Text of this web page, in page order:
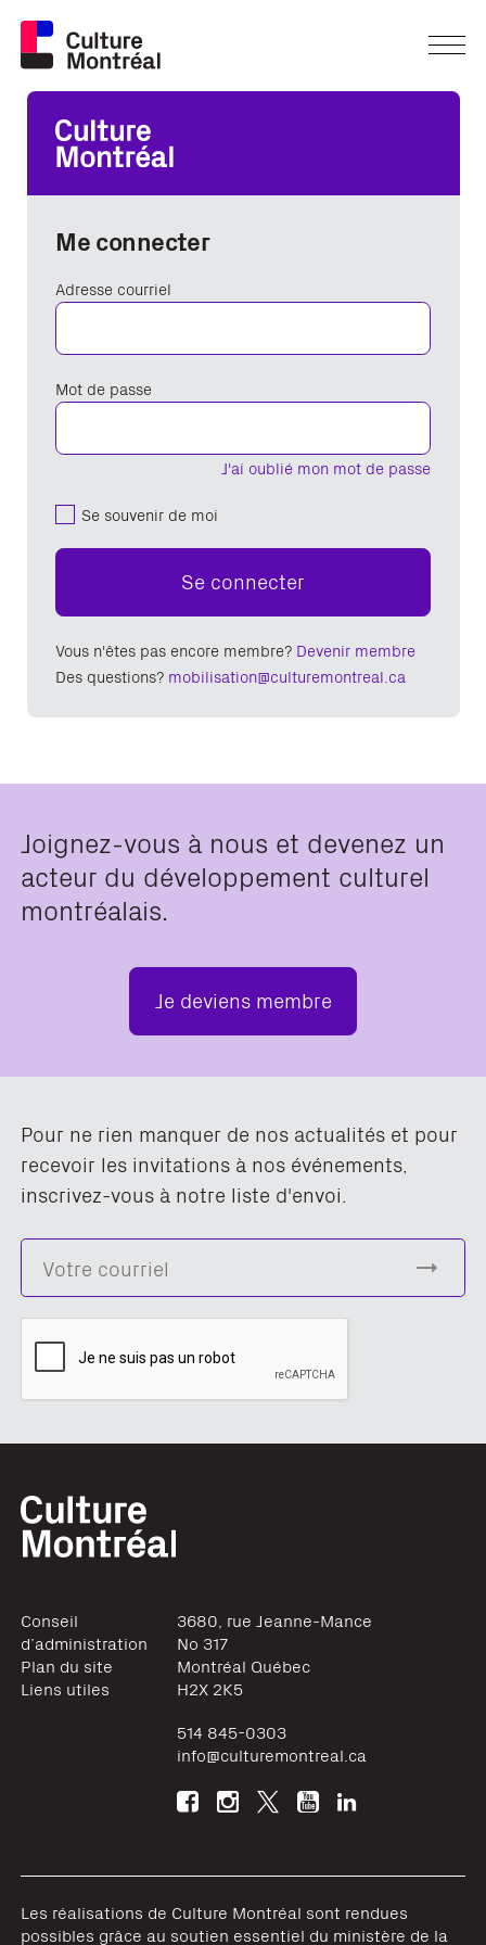
Me connecter
Adresse courriel
J'ai oublié mon mot de passe
Mot de passe
Se souvenir de moi
Se connecter
Vous n'êtes pas encore membre? Devenir membre
Des questions? mobilisation@culturemontreal.ca
Joignez-vous à nous et devenez un
acteur du développement culturel
montréalais.
Je deviens membre
Pour ne rien manquer de nos actualités et pour
recevoir les invitations à nos événements,
inscrivez-vous à notre liste d'envoi.
Conseil
d’administration
Plan du site
Liens utiles
3680, rue Jeanne-Mance
No 317
Montréal Québec
H2X 2K5
514 845-0303
info@culturemontreal.ca
Les réalisations de Culture Montréal sont rendues
possibles grâce au soutien essentiel du ministère de la